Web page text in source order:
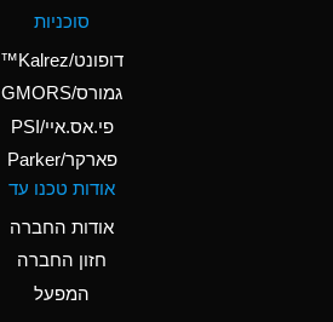
Ammonium Persulfate
Ammonium Phosphate
A
Ammonium Sulfate
A
Amyl Acetate (Banana
סוכניות
דופונט/Kalrez™
גמורס/GMORS
פי.אס.איי/PSI
פארקר/Parker
אודות טכנו עד
אודות החברה
חזון החברה
המפעל